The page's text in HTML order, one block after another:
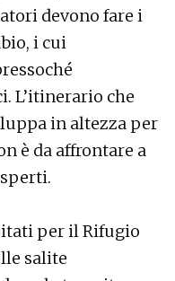
devono fare i
i cui
L’itinerario che
in altezza per
è da affrontare a
per il Rifugio
salite